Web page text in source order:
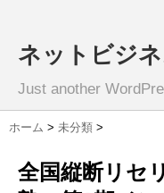
ネットビジ
Just another
ホーム > 未分類 >
全国縦断リセ